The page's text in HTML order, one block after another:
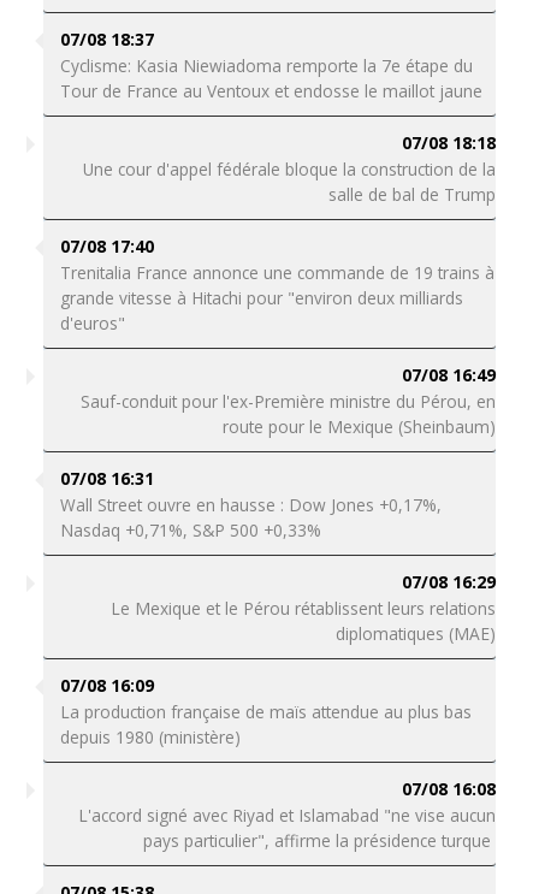
07/08 18:37
Cyclisme: Kasia Niewiadoma remporte la 7e étape du
Tour de France au Ventoux et endosse le maillot jaune
07/08 18:18
Une cour d'appel fédérale bloque la construction de la
salle de bal de Trump
07/08 17:40
Trenitalia France annonce une commande de 19 trains à
grande vitesse à Hitachi pour "environ deux milliards
d'euros"
07/08 16:49
Sauf-conduit pour l'ex-Première ministre du Pérou, en
route pour le Mexique (Sheinbaum)
07/08 16:31
Wall Street ouvre en hausse : Dow Jones +0,17%,
Nasdaq +0,71%, S&P 500 +0,33%
07/08 16:29
Le Mexique et le Pérou rétablissent leurs relations
diplomatiques (MAE)
07/08 16:09
La production française de maïs attendue au plus bas
depuis 1980 (ministère)
07/08 16:08
L'accord signé avec Riyad et Islamabad "ne vise aucun
pays particulier", affirme la présidence turque